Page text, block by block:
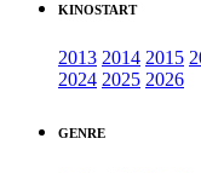
KINOSTART
2013 2014 2015
2024 2025 2026
GENRE